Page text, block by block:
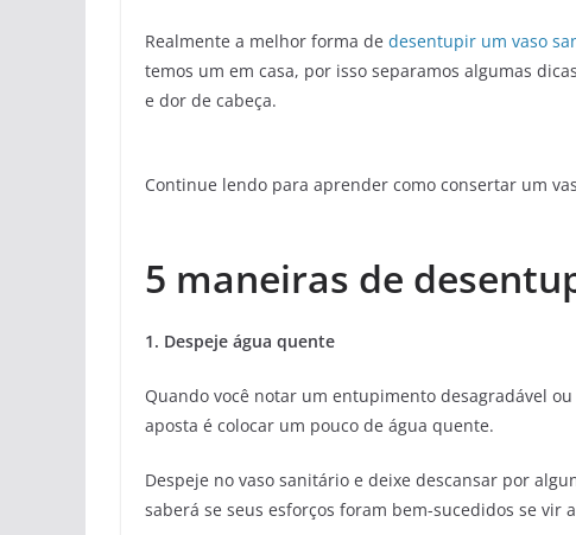
Realmente a melhor forma de desentupir um vaso
temos um em casa, por isso separamos algumas
e dor de cabeça.
Continue lendo para aprender como consertar um
5 maneiras de
1. Despeje água quente
Quando você notar um entupimento desagradável
aposta é colocar um pouco de água quente.
Despeje no vaso sanitário e deixe descansar por
saberá se seus esforços foram bem-sucedidos se vir